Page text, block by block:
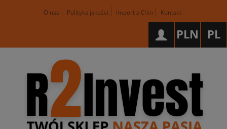
O nas Polityka jakości Import z Chin Kontakt
PL
PLN